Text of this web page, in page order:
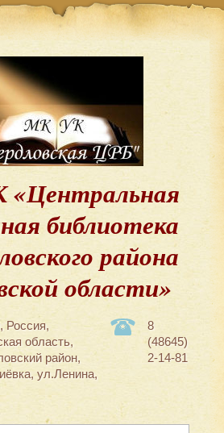
библиотека
района
области»
Россия,
область,
район,
ул.Ленина,
8
(48645)
2-14-81